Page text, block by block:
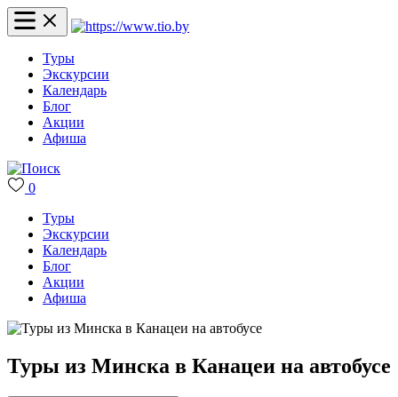
Туры
Экскурсии
Календарь
Блог
Акции
Афиша
0
Туры
Экскурсии
Календарь
Блог
Акции
Афиша
Туры из Минска в Канацеи на автобусе